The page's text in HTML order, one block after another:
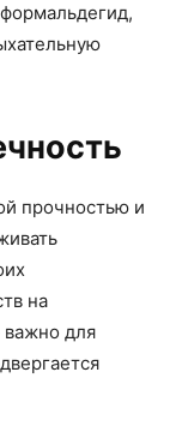
прочностью и
на
важно для